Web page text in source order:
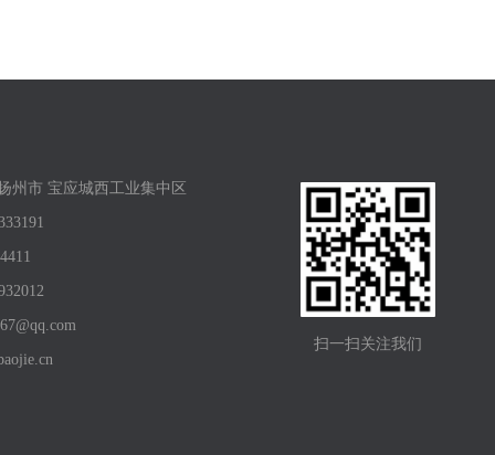
扫一扫关注我们
州市 宝应城西工业集中区